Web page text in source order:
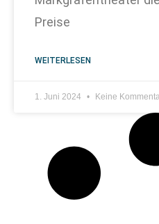
Preise
WEITERLESEN
1. Juni 2024 Keine